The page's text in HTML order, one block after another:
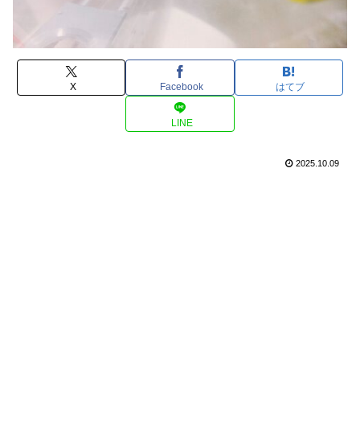
X Facebook はてブ
LINE
2025.10.09